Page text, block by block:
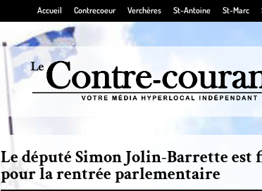
Accueil Contrecoeur Verchères St-Antoine St-Marc
Le député Simon Jolin-Barrette est
pour la rentrée parlementaire